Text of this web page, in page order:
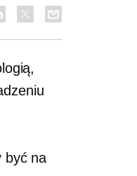
być na